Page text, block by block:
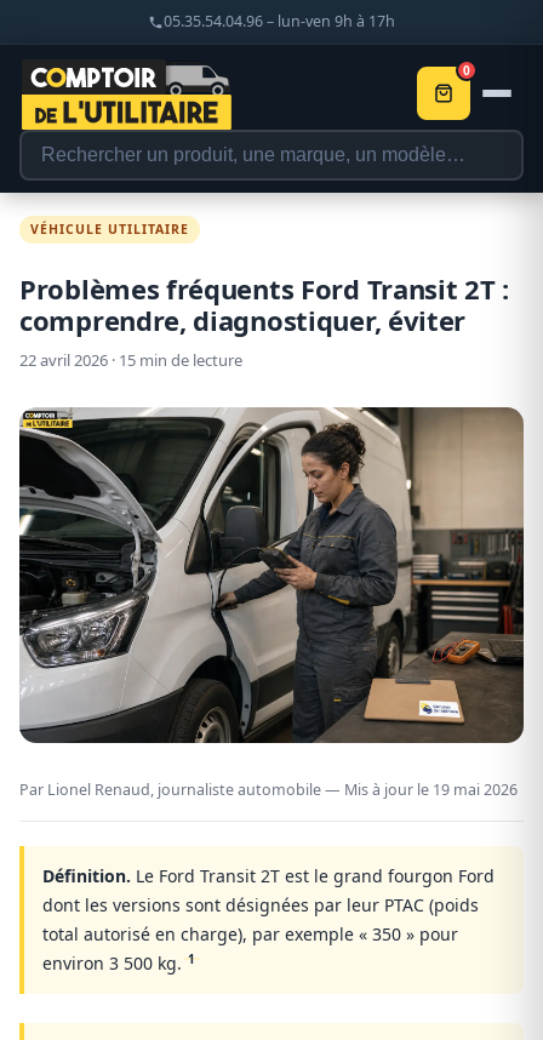
05.35.54.04.96 – lun-ven 9h à 17h
0
VÉHICULE UTILITAIRE
Problèmes fréquents Ford Transit 2T :
comprendre, diagnostiquer, éviter
22 avril 2026 · 15 min de lecture
Par Lionel Renaud, journaliste automobile — Mis à jour le 19 mai 2026
Définition. Le Ford Transit 2T est le grand fourgon Ford
dont les versions sont désignées par leur PTAC (poids
total autorisé en charge), par exemple « 350 » pour
environ 3 500 kg. 1